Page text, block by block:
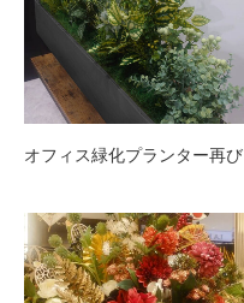
オフィス緑化プランター再び